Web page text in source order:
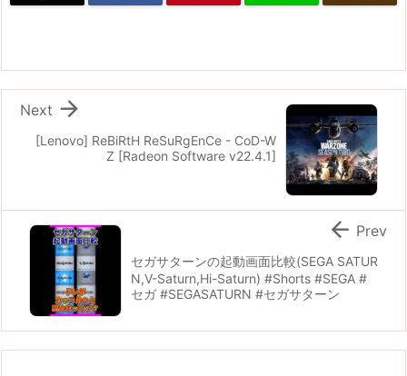
[Lenovo] ReBiRtH ReSuRgEnCe - CoD-W
Z [Radeon Software v22.4.1]

Next
セガサターンの起動画面比較(SEGA SATUR
N,V-Saturn,Hi-Saturn) #Shorts #SEGA #
セガ #SEGASATURN #セガサターン
 Prev